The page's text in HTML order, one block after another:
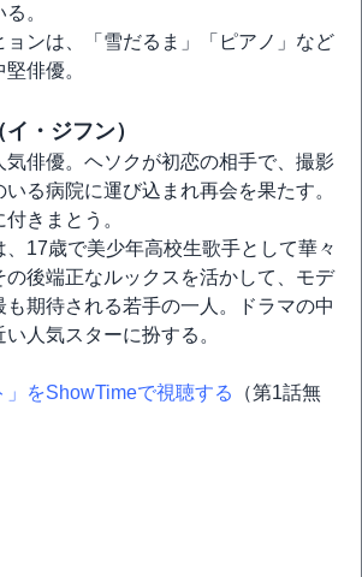
。
ョンは、「雪だるま」「ピアノ」など
俳優。
・ジフン）
気俳優。ヘソクが初恋の相手で、撮影
る病院に運び込まれ再会を果たす。
きまとう。
17歳で美少年高校生歌手として華々
の後端正なルックスを活かして、モデ
も期待される若手の一人。ドラマの中
人気スターに扮する。
」をShowTimeで視聴する
（第1話無